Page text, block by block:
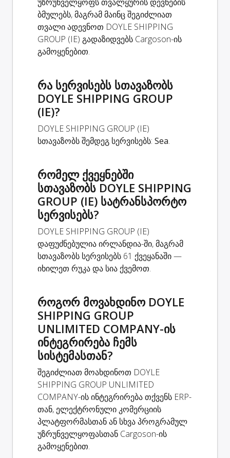
ბმულებს, მაგრამ მაინც შეგიძლიათ
თვალი ადევნოთ DOYLE SHIPPING
GROUP (IE) გადაზიდვებს Cargoson-ის
გამოყენებით.
რა სერვისებს სთავაზობს
DOYLE SHIPPING GROUP
(IE)?
DOYLE SHIPPING GROUP (IE)
სთავაზობს შემდეგ სერვისებს: Sea.
რომელ ქვეყნებში
სთავაზობს DOYLE SHIPPING
GROUP (IE) სატრანსპორტო
სერვისებს?
DOYLE SHIPPING GROUP (IE)
დაფუძნებულია ირლანდია-ში, მაგრამ
სთავაზობს სერვისებს 61 ქვეყანაში —
იხილეთ რუკა და სია ქვემოთ.
როგორ მოვახდინო DOYLE
SHIPPING GROUP
UNLIMITED COMPANY-ის
ინტეგრირება ჩემს
სისტემასთან?
შეგიძლიათ მოახდინოთ DOYLE
SHIPPING GROUP UNLIMITED
COMPANY-ის ინტეგრირება თქვენს ERP-
თან, ელექტრონული კომერციის
პლატფორმასთან ან სხვა პროგრამულ
უზრუნველყოფასთან Cargoson-ის
გამოყენებით.